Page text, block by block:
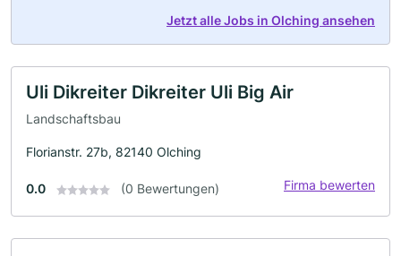
Jetzt alle Jobs in Olching ansehen
Uli Dikreiter Dikreiter Uli Big Air
Landschaftsbau
Florianstr. 27b, 82140 Olching
0.0 (0 Bewertungen) Firma bewerten